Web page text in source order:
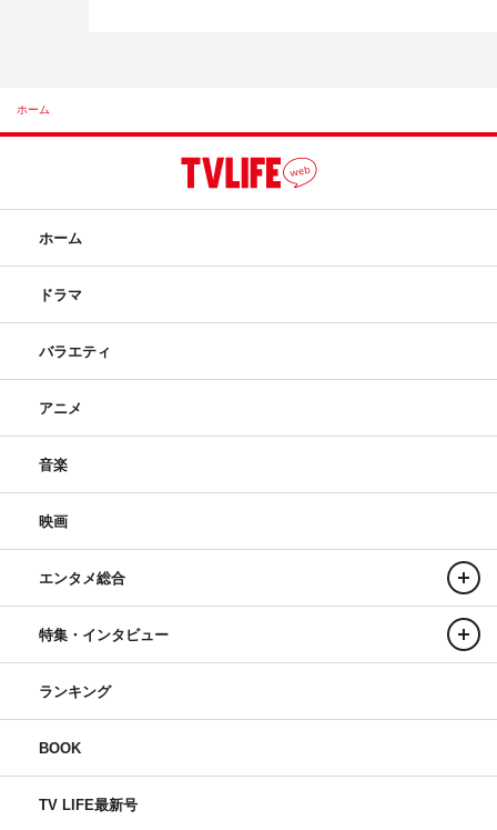
ホーム
ホーム
ドラマ
バラエティ
アニメ
音楽
映画
エンタメ総合
特集・インタビュー
ランキング
BOOK
TV LIFE最新号